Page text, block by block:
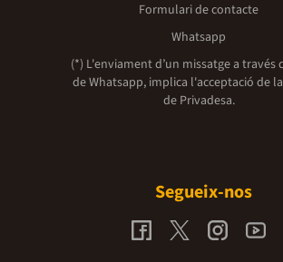
Formulari de contacte
Whatsapp
(*) L'enviament d’un missatge a través
de Whatsapp, implica l'acceptació de la
de Privadesa.
Segueix-nos